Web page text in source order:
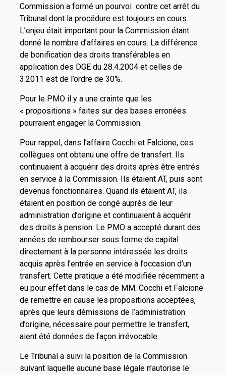
Commission a formé un pourvoi contre cet arrêt du
Tribunal dont la procédure est toujours en cours.
L’enjeu était important pour la Commission étant
donné le nombre d’affaires en cours. La différence
de bonification des droits transférables en
application des DGE du 28.4.2004 et celles de
3.2011 est de l’ordre de 30%.
Pour le PMO il y a une crainte que les
« propositions » faites sur des bases erronées
pourraient engager la Commission.
Pour rappel, dans l’affaire Cocchi et Falcione, ces
collègues ont obtenu une offre de transfert. Ils
continuaient à acquérir des droits après être entrés
en service à la Commission. Ils étaient AT, puis sont
devenus fonctionnaires. Quand ils étaient AT, ils
étaient en position de congé auprès de leur
administration d’origine et continuaient à acquérir
des droits à pension. Le PMO a accepté durant des
années de rembourser sous forme de capital
directement à la personne intéressée les droits
acquis après l’entrée en service à l’occasion d’un
transfert. Cette pratique a été modifiée récemment a
eu pour effet dans le cas de MM. Cocchi et Falcione
de remettre en cause les propositions acceptées,
après que leurs démissions de l’administration
d’origine, nécessaire pour permettre le transfert,
aient été données de façon irrévocable.
Le Tribunal a suivi la position de la Commission
suivant laquelle aucune base légale n’autorise le